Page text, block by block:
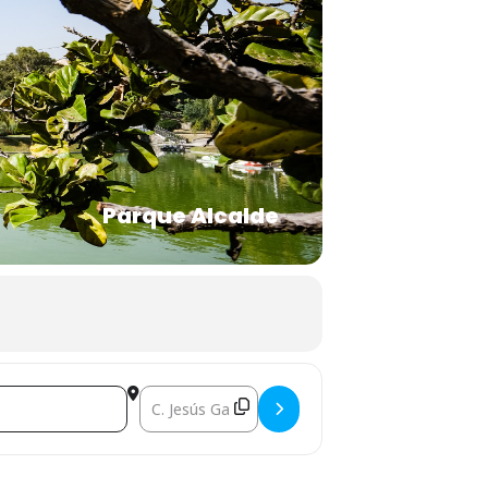
Parque Alcalde
Destination Address - CINEMALIVE []